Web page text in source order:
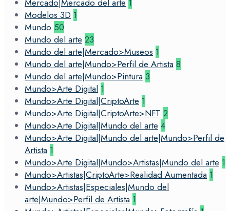
Mercado|Mercado del arte 1
Modelos 3D 1
Mundo 50
Mundo del arte 23
Mundo del arte|Mercado>Museos 1
Mundo del arte|Mundo>Perfil de Artista 8
Mundo del arte|Mundo>Pintura 3
Mundo>Arte Digital 1
Mundo>Arte Digital|CriptoArte 1
Mundo>Arte Digital|CriptoArte>NFT 2
Mundo>Arte Digital|Mundo del arte 4
Mundo>Arte Digital|Mundo del arte|Mundo>Perfil de
Artista 1
Mundo>Arte Digital|Mundo>Artistas|Mundo del arte 1
Mundo>Artistas|CriptoArte>Realidad Aumentada 1
Mundo>Artistas|Especiales|Mundo del
arte|Mundo>Perfil de Artista 1